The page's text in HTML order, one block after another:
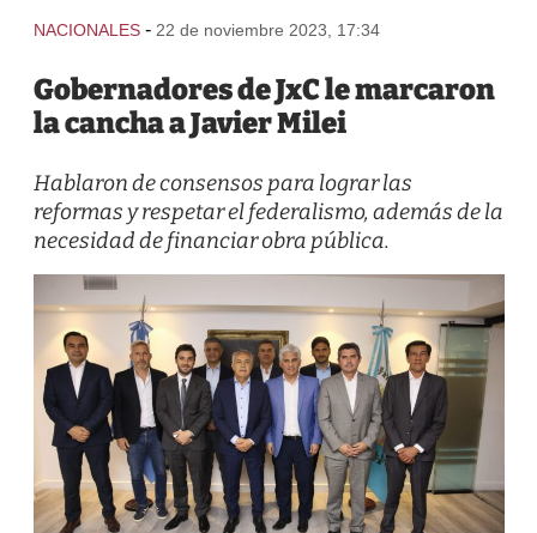
NACIONALES - 22 de noviembre 2023, 17:34
Gobernadores de JxC le marcaron
la cancha a Javier Milei
Hablaron de consensos para lograr las
reformas y respetar el federalismo, además de la
necesidad de financiar obra pública.